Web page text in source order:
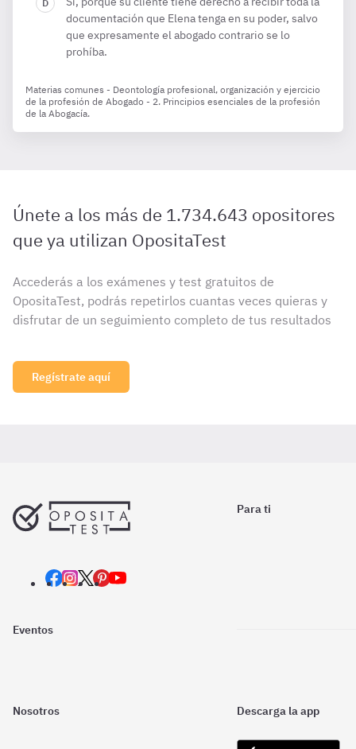
documentación que Elena tenga en su poder, salvo
que expresamente el abogado contrario se lo
prohíba.
Materias comunes - Deontología profesional, organización y ejercicio
de la profesión de Abogado - 2. Principios esenciales de la profesión
de la Abogacía.
Únete a los más de 1.734.643 opositores
que ya utilizan OpositaTest
Accederás a los exámenes y test gratuitos de
OpositaTest, podrás repetirlos cuantas veces quieras y
disfrutar de un seguimiento completo de tus resultados
Regístrate aquí
Para ti
Eventos
Nosotros Descarga la app